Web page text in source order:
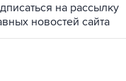
на рассылку
новостей сайта